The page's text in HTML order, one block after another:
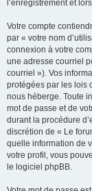
l’enregistrement et
Votre compte
par « votre nom
connexion à votre
une adresse courriel
courriel »). Vos
protégées par les lois
nous héberge. Toute
mot de passe et de
durant la procédure
discrétion de « Le
quelle information de
votre profil, vous
le logiciel phpBB.